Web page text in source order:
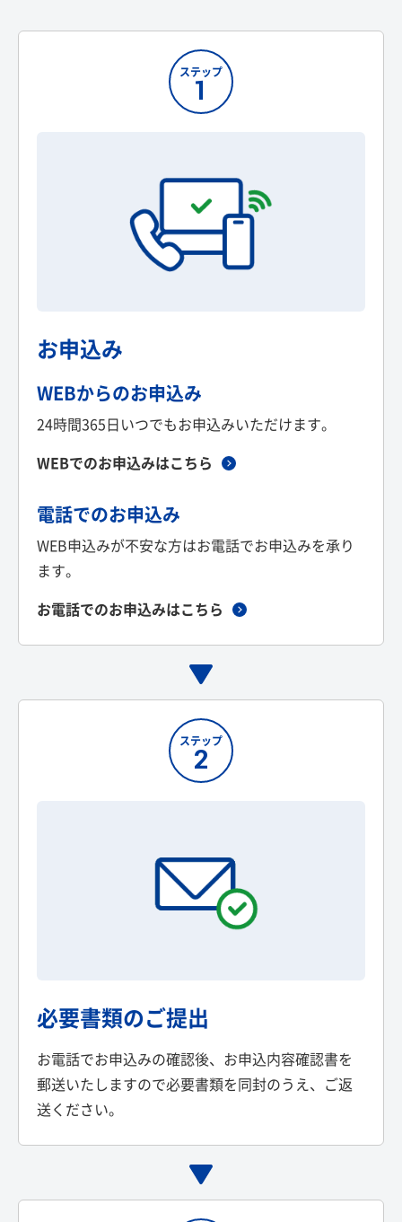
ステップ
1
お申込み
WEBからのお申込み
24時間365日いつでもお申込みいただけます。
WEBでのお申込みはこちら
電話でのお申込み
WEB申込みが不安な方はお電話でお申込みを承り
ます。
お電話でのお申込みはこちら
ステップ
2
必要書類のご提出
お電話でお申込みの確認後、お申込内容確認書を
郵送いたしますので必要書類を同封のうえ、ご返
送ください。